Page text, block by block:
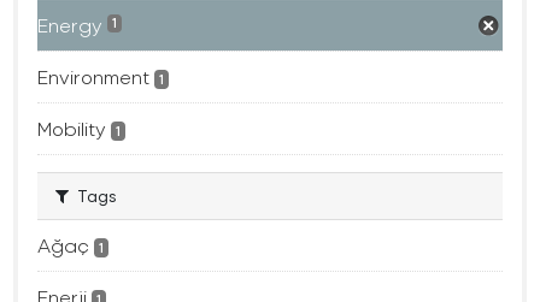
Energy 1
Environment 1
Mobility 1
Tags
Ağaç 1
Enerji